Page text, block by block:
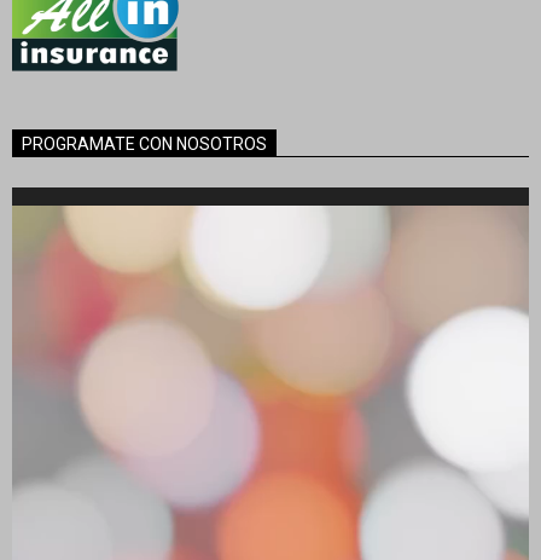
PROGRAMATE CON NOSOTROS
Reproductor